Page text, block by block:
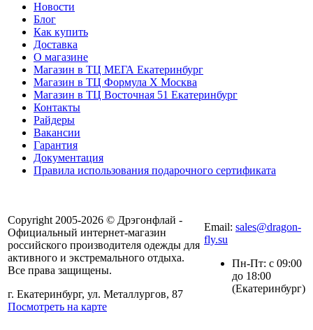
Новости
Блог
Как купить
Доставка
О магазине
Магазин в ТЦ МЕГА Екатеринбург
Магазин в ТЦ Формула X Москва
Магазин в ТЦ Восточная 51 Екатеринбург
Контакты
Райдеры
Вакансии
Гарантия
Документация
Правила использования подарочного сертификата
Copyright 2005-2026 © Дрэгонфлай -
Официальный интернет-магазин
российского производителя одежды для
активного и экстремального отдыха.
Все права защищены.
г. Екатеринбург, ул. Металлургов, 87
Посмотреть на карте
Email: sales@dragon-
fly.su
Пн-Пт: с 09:00
до 18:00
(Екатеринбург)